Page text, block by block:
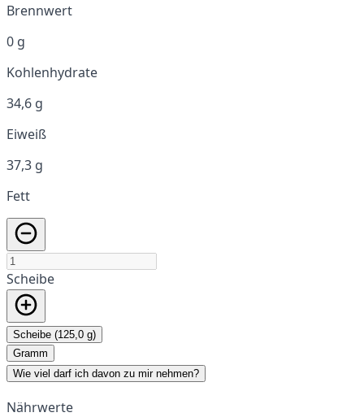
Brennwert
0 g
Kohlenhydrate
34,6 g
Eiweiß
37,3 g
Fett
Scheibe
Scheibe (125,0 g)
Gramm
Wie viel darf ich davon zu mir nehmen?
Nährwerte